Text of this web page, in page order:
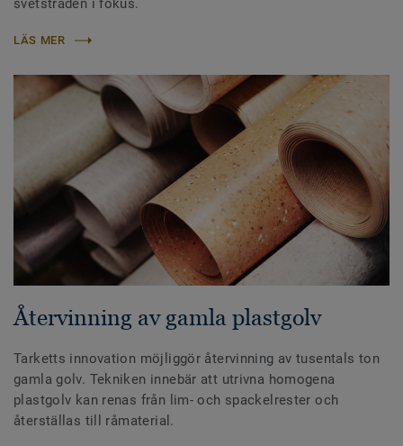
svetstråden i fokus.
LÄS MER
Återvinning av gamla plastgolv
Tarketts innovation möjliggör återvinning av tusentals ton
gamla golv. Tekniken innebär att utrivna homogena
plastgolv kan renas från lim- och spackelrester och
återställas till råmaterial.